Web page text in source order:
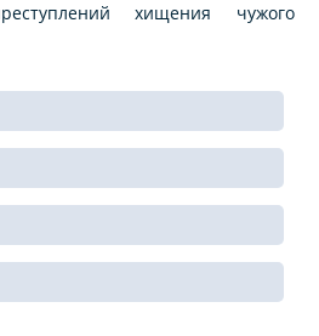
хищения чужого